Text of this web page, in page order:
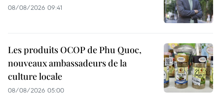
08/08/2026 09:41
Les produits OCOP de Phu Quoc,
nouveaux ambassadeurs de la
culture locale
08/08/2026 05:00